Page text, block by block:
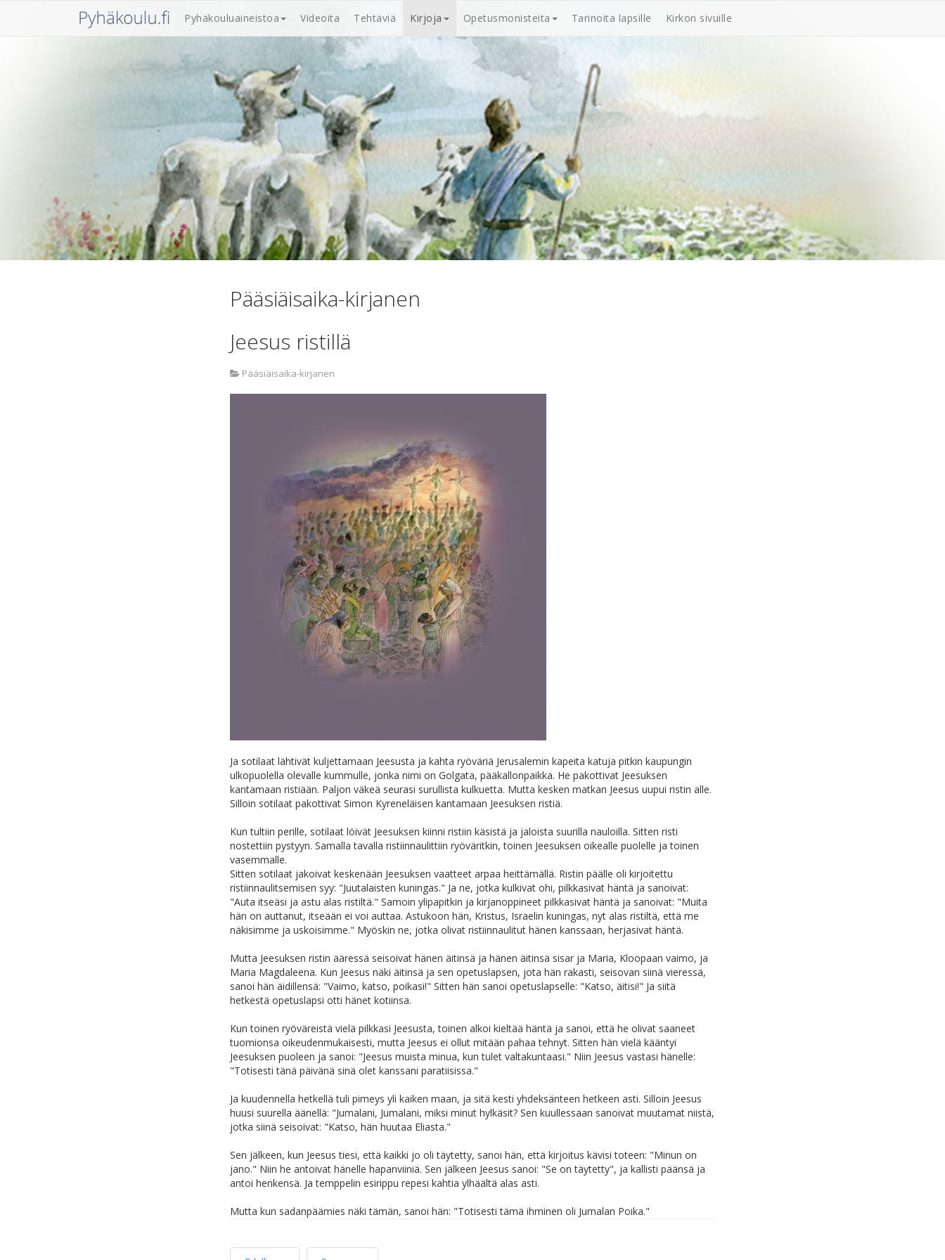
Pyhäkouluaineistoa Videoita Tehtäviä Kirjoja Opetusmonisteita Tarinoita lapsille Kirkon sivuille
Pääsiäisaika-kirjanen
Jeesus ristillä
Pääsiäisaika-kirjanen
Ja sotilaat lähtivät kuljettamaan Jeesusta ja kahta ryöväriä Jerusalemin kapeita katuja pitkin kaupungin
ulkopuolella olevalle kummulle, jonka nimi on Golgata, pääkallonpaikka. He pakottivat Jeesuksen
kantamaan ristiään. Paljon väkeä seurasi surullista kulkuetta. Mutta kesken matkan Jeesus uupui ristin alle.
Silloin sotilaat pakottivat Simon Kyreneläisen kantamaan Jeesuksen ristiä.
Kun tultiin perille, sotilaat löivät Jeesuksen kiinni ristiin käsistä ja jaloista suurilla nauloilla. Sitten risti
nostettiin pystyyn. Samalla tavalla ristiinnaulittiin ryöväritkin, toinen Jeesuksen oikealle puolelle ja toinen
vasemmalle.
Sitten sotilaat jakoivat keskenään Jeesuksen vaatteet arpaa heittämällä. Ristin päälle oli kirjoitettu
ristiinnaulitsemisen syy: "Juutalaisten kuningas." Ja ne, jotka kulkivat ohi, pilkkasivat häntä ja sanoivat:
"Auta itseäsi ja astu alas ristiltä." Samoin ylipapitkin ja kirjanoppineet pilkkasivat häntä ja sanoivat: "Muita
hän on auttanut, itseään ei voi auttaa. Astukoon hän, Kristus, Israelin kuningas, nyt alas ristiltä, että me
näkisimme ja uskoisimme." Myöskin ne, jotka olivat ristiinnaulitut hänen kanssaan, herjasivat häntä.
Mutta Jeesuksen ristin ääressä seisoivat hänen äitinsä ja hänen äitinsä sisar ja Maria, Kloopaan vaimo, ja
Maria Magdaleena. Kun Jeesus näki äitinsä ja sen opetuslapsen, jota hän rakasti, seisovan siinä vieressä,
sanoi hän äidillensä: "Vaimo, katso, poikasi!" Sitten hän sanoi opetuslapselle: "Katso, äitisi!" Ja siitä
hetkestä opetuslapsi otti hänet kotiinsa.
Kun toinen ryöväreistä vielä pilkkasi Jeesusta, toinen alkoi kieltää häntä ja sanoi, että he olivat saaneet
tuomionsa oikeudenmukaisesti, mutta Jeesus ei ollut mitään pahaa tehnyt. Sitten hän vielä kääntyi
Jeesuksen puoleen ja sanoi: "Jeesus muista minua, kun tulet valtakuntaasi." Niin Jeesus vastasi hänelle:
"Totisesti tänä päivänä sinä olet kanssani paratiisissa."
Ja kuudennella hetkellä tuli pimeys yli kaiken maan, ja sitä kesti yhdeksänteen hetkeen asti. Silloin Jeesus
huusi suurella äänellä: "Jumalani, Jumalani, miksi minut hylkäsit? Sen kuullessaan sanoivat muutamat niistä,
jotka siinä seisoivat: "Katso, hän huutaa Eliasta."
Sen jälkeen, kun Jeesus tiesi, että kaikki jo oli täytetty, sanoi hän, että kirjoitus kävisi toteen: "Minun on
jano." Niin he antoivat hänelle hapanviiniä. Sen jälkeen Jeesus sanoi: "Se on täytetty", ja kallisti päänsä ja
antoi henkensä. Ja temppelin esirippu repesi kahtia ylhäältä alas asti.
Mutta kun sadanpäämies näki tämän, sanoi hän: "Totisesti tämä ihminen oli Jumalan Poika."